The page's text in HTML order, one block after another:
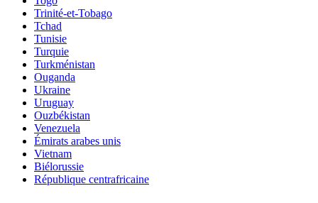
Trinité-et-Tobago
Tchad
Tunisie
Turquie
Turkménistan
Ouganda
Ukraine
Uruguay
Ouzbékistan
Venezuela
Émirats arabes unis
Vietnam
Biélorussie
République centrafricaine